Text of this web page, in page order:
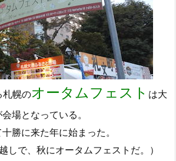
札幌のオータムフェスト は大
場となっている。
勝に来た年に始まった。
しで、秋にオータムフェストだ。）